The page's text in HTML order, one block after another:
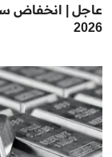
2026